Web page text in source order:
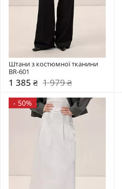
Штани з костюмної тканини
BR-601
1 385 ₴ 1 979 ₴
- 50%